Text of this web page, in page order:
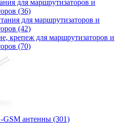
для маршрутизаторов и
(36)
для маршрутизаторов и
(42)
крепеж для маршрутизаторов и
(70)
GSM антенны (301)